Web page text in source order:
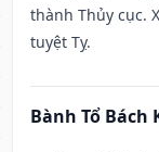
thành Thủy cục.
tuyệt Tỵ.
Bành Tổ Bách